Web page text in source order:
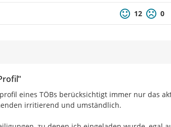
12 0
eines TÖBs berücksichtigt immer nur das
irritierend und umständlich.